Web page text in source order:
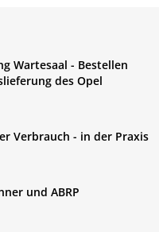
Wartesaal - Bestellen
des Opel
Verbrauch - in der Praxis
und ABRP